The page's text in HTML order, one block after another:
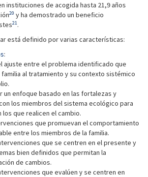
instituciones de acogida hasta 21,9 años
20 y ha demostrado un beneficio
21.
está definido por varias características:
:
ajuste entre el problema identificado que
familia al tratamiento y su contexto sistémico
un enfoque basado en las fortalezas y
los miembros del sistema ecológico para
los que realicen el cambio.
que promuevan el comportamiento
entre los miembros de la familia.
que se centren en el presente y
bien definidos que permitan la
de cambios.
que evalúen y se centren en